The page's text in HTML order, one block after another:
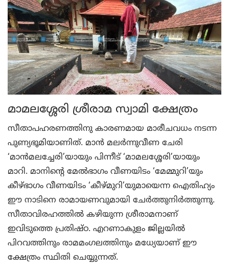
മാമലശ്ശേരി ശ്രീരാമ സ്വാമി ക്ഷേത്രം
സീതാപഹരണത്തിനു കാരണമായ മാരീചവധം നടന്ന
പുണ്യഭൂമിയാണിത്. മാന്‍ മലര്‍ന്നുവീണ ചേരി
‘മാന്‍മലച്ചേരി’യായും പിന്നീട് ‘മാമലശ്ശേരി’യായും
മാറി. മാനിന്റെ മേല്‍ഭാഗം വീണയിടം ‘മേമ്മുറി’യും
കീഴ്ഭാഗം വീണയിടം ‘കീഴ്മുറി’യുമായെന്ന ഐതിഹ്യം
ഈ നാടിനെ രാമായണവുമായി ചേര്‍ത്തുനിര്‍ത്തുന്നു.
സീതാവിരഹത്തില്‍ കഴിയുന്ന ശ്രീരാമനാണ്
ഇവിടുത്തെ പ്രതിഷ്ഠ. എറണാകുളം ജില്ലയില്‍
പിറവത്തിനും രാമമംഗലത്തിനും മധ്യേയാണ് ഈ
ക്ഷേത്രം സ്ഥിതി ചെയ്യുന്നത്.